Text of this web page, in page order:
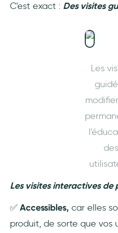
C'est exact : Des visites
Les
des
Les visites interactives de
✅ Accessibles, car elles
produit, de sorte que vos